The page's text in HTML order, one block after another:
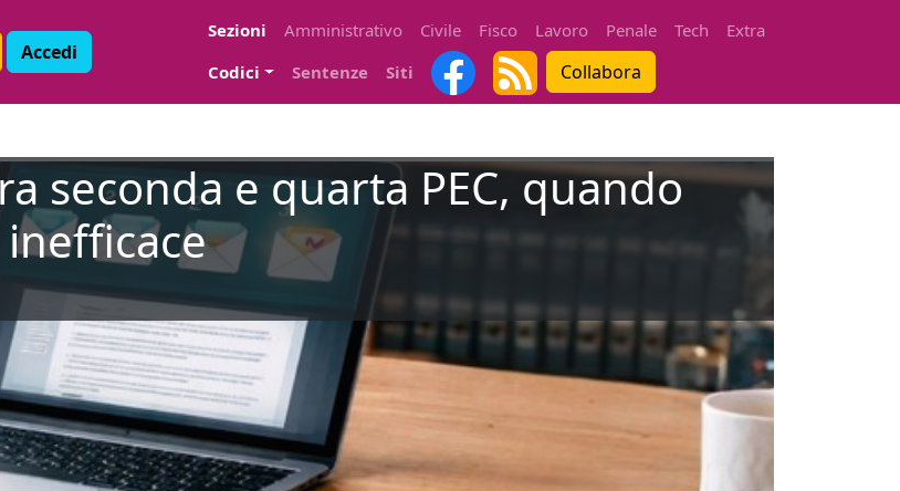
Accedi
Sezioni Amministrativo Civile Fisco Lavoro Penale Tech
Extra
Codici
Sentenze Siti Collabora
seconda e quarta PEC, quando